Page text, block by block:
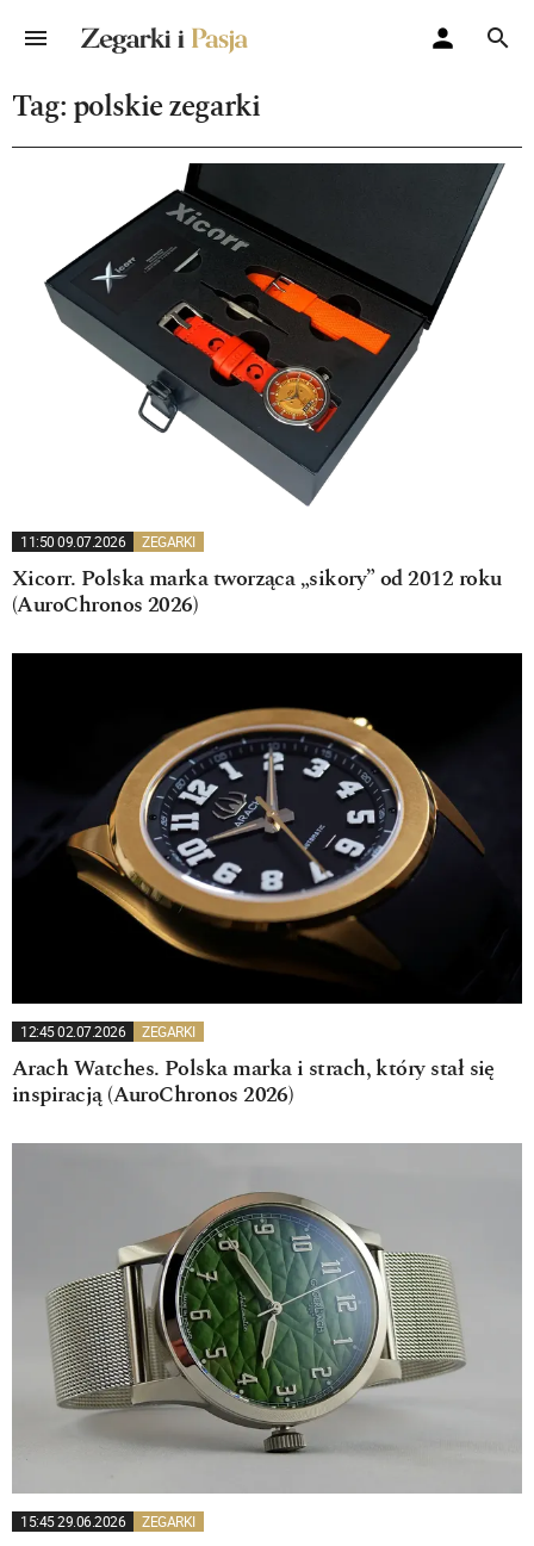
Tag: polskie zegarki
11:50 09.07.2026 ZEGARKI
Xicorr. Polska marka tworząca „sikory” od 2012 roku
(AuroChronos 2026)
12:45 02.07.2026 ZEGARKI
Arach Watches. Polska marka i strach, który stał się
inspiracją (AuroChronos 2026)
15:45 29.06.2026 ZEGARKI